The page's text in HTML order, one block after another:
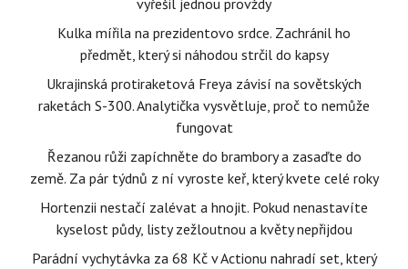
vyřešil jednou provždy
Kulka mířila na prezidentovo srdce. Zachránil ho
předmět, který si náhodou strčil do kapsy
Ukrajinská protiraketová Freya závisí na sovětských
raketách S-300. Analytička vysvětluje, proč to nemůže
fungovat
Řezanou růži zapíchněte do brambory a zasaďte do
země. Za pár týdnů z ní vyroste keř, který kvete celé roky
Hortenzii nestačí zalévat a hnojit. Pokud nenastavíte
kyselost půdy, listy zežloutnou a květy nepřijdou
Parádní vychytávka za 68 Kč v Actionu nahradí set, který